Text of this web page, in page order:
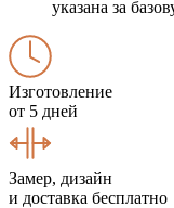
указана за
Изготовление
от 5 дней
Замер, дизайн
и доставка бесплатно